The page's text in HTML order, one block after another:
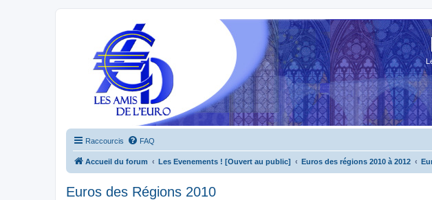
Raccourcis FAQ
Accueil du forum Les Evenements ! [Ouvert au public] Euros des régions 2010 à 2012
Euros des Régions 2010